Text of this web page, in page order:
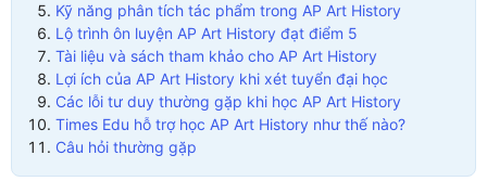
Kỹ năng phân tích tác phẩm trong AP Art History
Lộ trình ôn luyện AP Art History đạt điểm 5
Tài liệu và sách tham khảo cho AP Art History
Lợi ích của AP Art History khi xét tuyển đại học
Các lỗi tư duy thường gặp khi học AP Art History
Times Edu hỗ trợ học AP Art History như thế nào?
Câu hỏi thường gặp